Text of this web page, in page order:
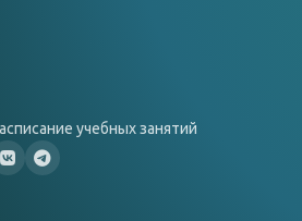
учебных занятий